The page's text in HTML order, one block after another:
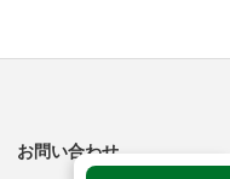
お問い合わせ